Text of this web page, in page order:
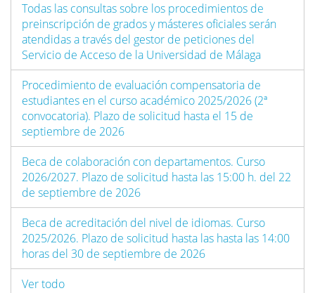
Todas las consultas sobre los procedimientos de
preinscripción de grados y másteres oficiales serán
atendidas a través del gestor de peticiones del
Servicio de Acceso de la Universidad de Málaga
Procedimiento de evaluación compensatoria de
estudiantes en el curso académico 2025/2026 (2ª
convocatoria). Plazo de solicitud hasta el 15 de
septiembre de 2026
Beca de colaboración con departamentos. Curso
2026/2027. Plazo de solicitud hasta las 15:00 h. del 22
de septiembre de 2026
Beca de acreditación del nivel de idiomas. Curso
2025/2026. Plazo de solicitud hasta las hasta las 14:00
horas del 30 de septiembre de 2026
Ver todo